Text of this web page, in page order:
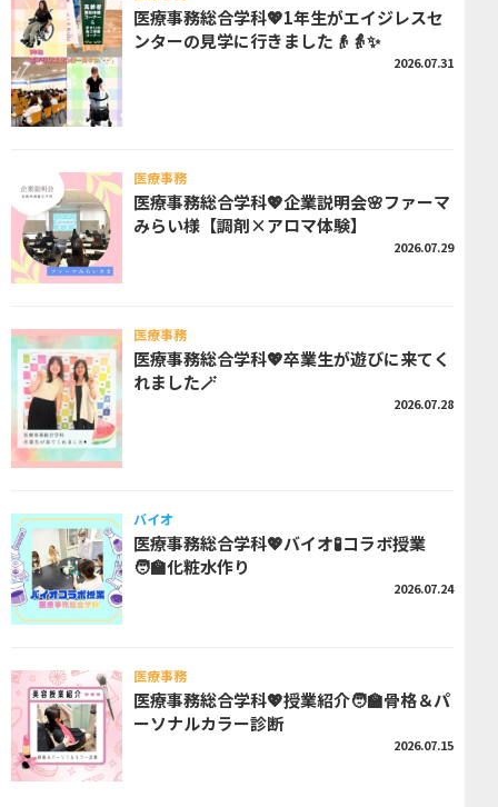
医療事務総合学科💖1年生がエイジレスセ
ンターの見学に行きました👴👵✨
2026.07.31
医療事務
医療事務総合学科💖企業説明会🌸ファーマ
みらい様【調剤×アロマ体験】
2026.07.29
医療事務
医療事務総合学科💖卒業生が遊びに来てく
れました🪄
2026.07.28
バイオ
医療事務総合学科💖バイオ🧪コラボ授業
🧑‍🏫化粧水作り
2026.07.24
医療事務
医療事務総合学科💖授業紹介🧑‍🏫骨格＆パ
ーソナルカラー診断
2026.07.15